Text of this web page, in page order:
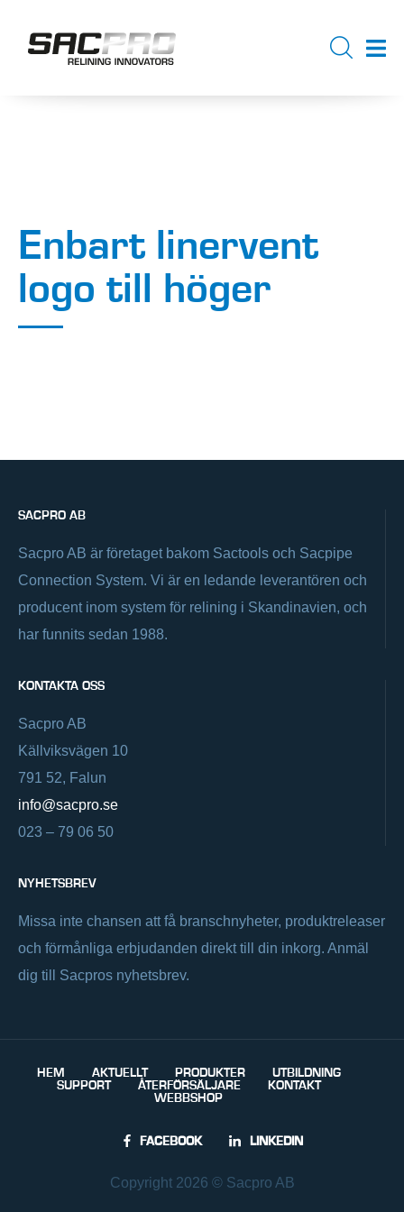
Enbart linervent
logo till höger
SACPRO AB
Sacpro AB är företaget bakom Sactools och Sacpipe
Connection System. Vi är en ledande leverantören och
producent inom system för relining i Skandinavien, och
har funnits sedan 1988.
KONTAKTA OSS
Sacpro AB
Källviksvägen 10
791 52, Falun
info@sacpro.se
023 – 79 06 50
NYHETSBREV
Missa inte chansen att få branschnyheter, produktreleaser
och förmånliga erbjudanden direkt till din inkorg. Anmäl
dig till Sacpros nyhetsbrev.
HEM AKTUELLT PRODUKTER
UTBILDNING
SUPPORT
ÅTERFÖRSÄLJARE
KONTAKT
WEBBSHOP
FACEBOOK LINKEDIN
Copyright 2026 © Sacpro AB